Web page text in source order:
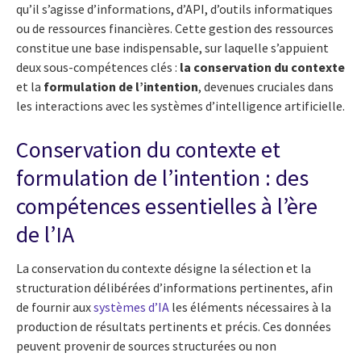
qu’il s’agisse d’informations, d’API, d’outils informatiques
ou de ressources financières. Cette gestion des ressources
constitue une base indispensable, sur laquelle s’appuient
deux sous-compétences clés : la conservation du contexte
et la formulation de l’intention, devenues cruciales dans
les interactions avec les systèmes d’intelligence artificielle.
Conservation du contexte et
formulation de l’intention : des
compétences essentielles à l’ère
de l’IA
La conservation du contexte désigne la sélection et la
structuration délibérées d’informations pertinentes, afin
de fournir auxsystèmes d’IA les éléments nécessaires à la
production de résultats pertinents et précis. Ces données
peuvent provenir de sources structurées ou non